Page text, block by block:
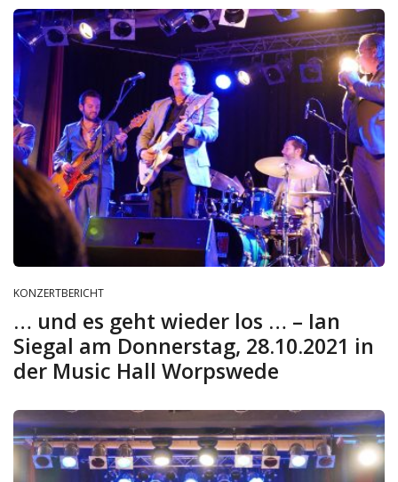
KONZERTBERICHT
… und es geht wieder los … – Ian
Siegal am Donnerstag, 28.10.2021 in
der Music Hall Worpswede